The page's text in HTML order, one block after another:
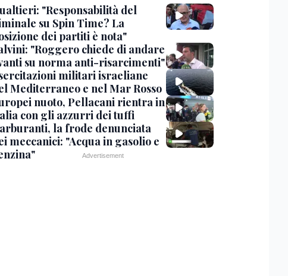
"Responsabilità del
su Spin Time? La
dei partiti è nota"
"Roggero chiede di andare
su norma anti-risarcimenti"
militari israeliane
Mediterraneo e nel Mar Rosso
nuoto, Pellacani rientra in
con gli azzurri dei tuffi
la frode denunciata
meccanici: "Acqua in gasolio e